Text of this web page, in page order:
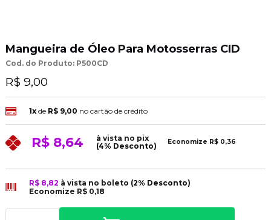
Mangueira de Óleo Para Motosserras CID
Cod. do Produto: P500CD
R$ 9,00
1xde R$ 9,00 no cartão de crédito
R$ 8,64
à vista no pix
(4% Desconto)
Economize R$ 0,36
R$ 8,82 à vista no boleto (2% Desconto)
Economize R$ 0,18